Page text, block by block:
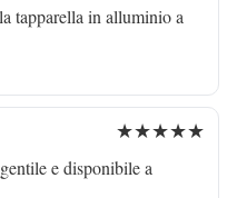
tapparella in alluminio a
★★★★★
e disponibile a